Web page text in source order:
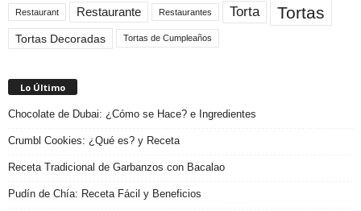
Restaurant Restaurante Restaurantes Torta Tortas
Tortas Decoradas Tortas de Cumpleaños
Lo Último
Chocolate de Dubai: ¿Cómo se Hace? e Ingredientes
Crumbl Cookies: ¿Qué es? y Receta
Receta Tradicional de Garbanzos con Bacalao
Pudín de Chía: Receta Fácil y Beneficios